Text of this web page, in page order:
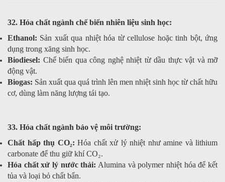
32. Hóa chất ngành chế biến nhiên liệu sinh học:
Ethanol: Sản xuất qua nhiệt hóa từ cellulose hoặc tinh bột, ứng
dụng trong xăng sinh học.
Biodiesel: Chế biến qua công nghệ nhiệt từ dầu thực vật và mỡ
động vật.
Biogas: Sản xuất qua quá trình lên men nhiệt sinh học từ chất hữu
cơ, dùng làm năng lượng tái tạo.
33. Hóa chất ngành bảo vệ môi trường:
Chất hấp thụ CO₂: Hóa chất xử lý nhiệt như amine và lithium
carbonate để thu giữ khí CO₂.
Hóa chất xử lý nước thải: Alumina và polymer nhiệt hóa để kết
tủa và loại bỏ chất bẩn.